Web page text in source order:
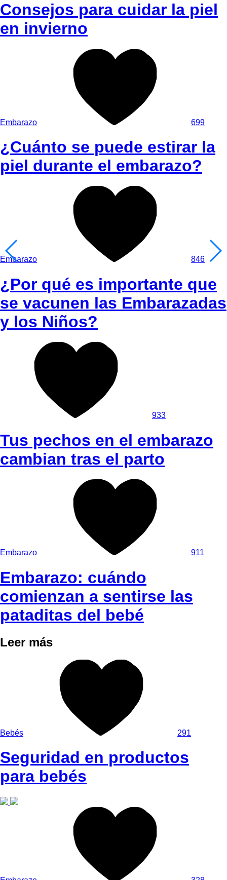
Consejos para cuidar la piel
en invierno
Embarazo 699
¿Cuánto se puede estirar la
piel durante el embarazo?
Embarazo 846
¿Por qué es importante que
se vacunen las Embarazadas
y los Niños?
933
Tus pechos en el embarazo
cambian tras el parto
Embarazo 911
Embarazo: cuándo
comienzan a sentirse las
pataditas del bebé
Leer más
Bebés 291
Seguridad en productos
para bebés